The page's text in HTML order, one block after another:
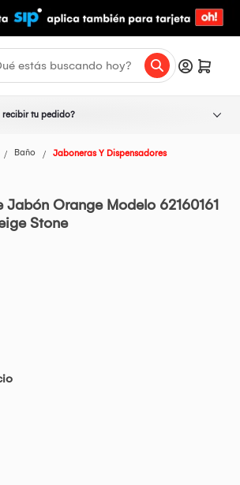
recibir tu pedido?
Baño Jaboneras Y Dispensadores
Jabón Orange Modelo 62160161
Stone